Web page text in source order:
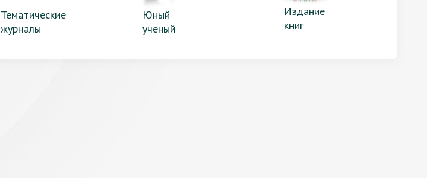
Тематические
журналы
Юный
ученый
Издание
книг